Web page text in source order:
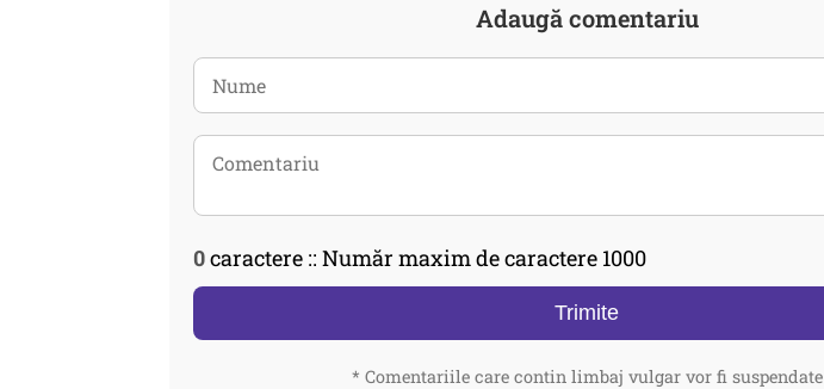
Adaugă comentariu
0caractere :: Număr maxim de caractere 1000
Trimite
* Comentariile care contin limbaj vulgar vor fi suspendate